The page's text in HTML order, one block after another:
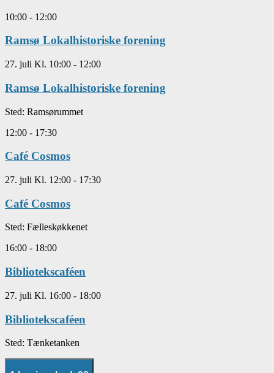
10:00 - 12:00
Ramsø Lokalhistoriske forening
27. juli Kl. 10:00 - 12:00
Ramsø Lokalhistoriske forening
Sted: Ramsørummet
12:00 - 17:30
Café Cosmos
27. juli Kl. 12:00 - 17:30
Café Cosmos
Sted: Fælleskøkkenet
16:00 - 18:00
Bibliotekscaféen
27. juli Kl. 16:00 - 18:00
Bibliotekscaféen
Sted: Tænketanken